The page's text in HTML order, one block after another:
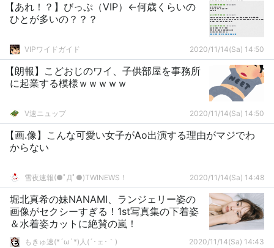
【あれ！？】びっぷ（VIP）←何歳くらいの
ひとが多いの？？？
VIPワイドガイド 2020/11/14(Sa) 14:50
【朗報】こどおじのワイ、子供部屋を事務所
に起業する模様ｗｗｗｗｗ
V速ニュップ 2020/11/14(Sa) 14:50
【画.像】こんな可愛い女子がAo出演する理由がマジでわ
からない
雪夜速報(●ﾟДﾟ●)TWINEWS！ 2020/11/14(Sa) 14:48
堀北真希の妹NANAMI、ランジェリー姿の
画像がセクシーすぎる！1st写真集の下着姿
＆水着姿カットに絶賛の嵐！
もきゅ速(*´ω`*)人(´･ェ･｀) 2020/11/14(Sa) 14:43